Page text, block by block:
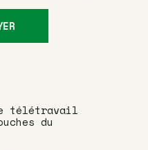
télétravail
du